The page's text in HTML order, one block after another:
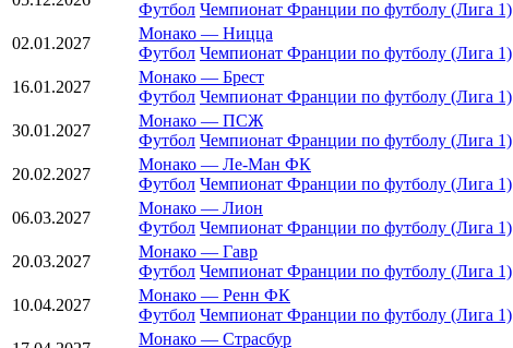
Футбол Чемпионат Франции по футболу (Лига 1)
02.01.2027
Монако — Ницца
Футбол Чемпионат Франции по футболу (Лига 1)
16.01.2027
Монако — Брест
Футбол Чемпионат Франции по футболу (Лига 1)
30.01.2027
Монако — ПСЖ
Футбол Чемпионат Франции по футболу (Лига 1)
20.02.2027
Монако — Ле-Ман ФК
Футбол Чемпионат Франции по футболу (Лига 1)
06.03.2027
Монако — Лион
Футбол Чемпионат Франции по футболу (Лига 1)
20.03.2027
Монако — Гавр
Футбол Чемпионат Франции по футболу (Лига 1)
10.04.2027
Монако — Ренн ФК
Футбол Чемпионат Франции по футболу (Лига 1)
Монако — Страсбур